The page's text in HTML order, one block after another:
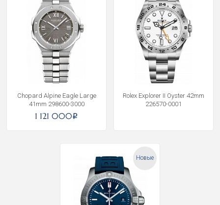
Chopard Alpine Eagle Large
41mm 298600-3000
1 121 000i
Rolex Explorer II Oyster 42mm
226570-0001
Новые